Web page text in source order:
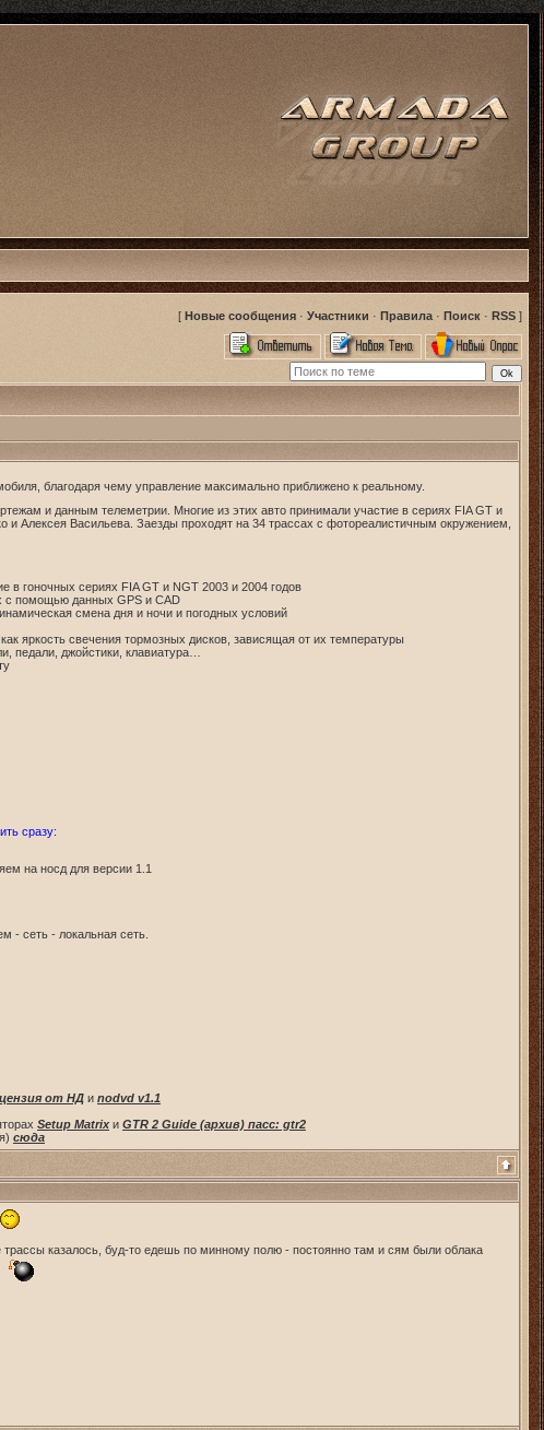
[ Новые сообщения · Участники · Правила · Поиск · RSS ]
благодаря чему управление максимально приближено к реальному.
и данным телеметрии. Многие из этих авто принимали участие в сериях FIA GT и
Алексея Васильева. Заезды проходят на 34 трассах с фотореалистичным окружением,
в гоночных сериях FIA GT и NGT 2003 и 2004 годов
с помощью данных GPS и CAD
смена дня и ночи и погодных условий
яркость свечения тормозных дисков, зависящая от их температуры
педали, джойстики, клавиатура…
сразу:
на носд для версии 1.1
- сеть - локальная сеть.
от НД и nodvd v1.1
Setup Matrixи GTR 2 Guide (архив) пасс: gtr2
сюда
казалось, буд-то едешь по минному полю - постоянно там и сям были облака